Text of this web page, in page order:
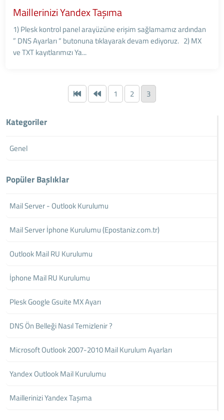
Maillerinizi Yandex Taşıma
1) Plesk kontrol panel arayüzüne erişim sağlamamız ardından
” DNS Ayarları “ butonuna tıklayarak devam ediyoruz. 2) MX
ve TXT kayıtlarımızı Ya...
1 2 3
Kategoriler
Genel
Popüler Başlıklar
Mail Server - Outlook Kurulumu
Mail Server İphone Kurulumu (Epostaniz.com.tr)
Outlook Mail RU Kurulumu
İphone Mail RU Kurulumu
Plesk Google Gsuite MX Ayarı
DNS Ön Belleği Nasıl Temizlenir ?
Microsoft Outlook 2007-2010 Mail Kurulum Ayarları
Yandex Outlook Mail Kurulumu
Maillerinizi Yandex Taşıma